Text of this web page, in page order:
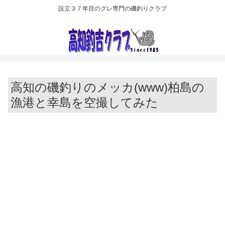
設立３７年目のグレ専門の磯釣りクラブ
高知の磯釣りのメッカ(www)柏島の
漁港と幸島を空撮してみた